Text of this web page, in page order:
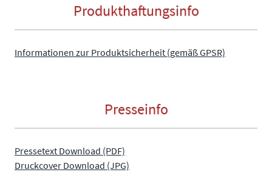
Produkthaftungsinfo
Informationen zur Produktsicherheit (gemäß GPSR)
Presseinfo
Pressetext Download (PDF)
Druckcover Download (JPG)